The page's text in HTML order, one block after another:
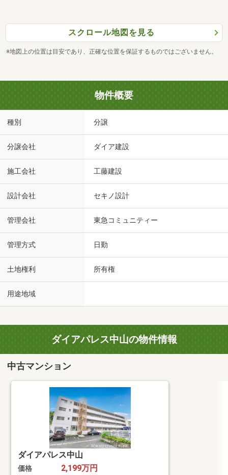
スクロール地図を見る
※地図上の位置は目安であり、正確な位置を保証するものではございません。
物件概要
種別 分譲
分譲会社 ダイア建設
施工会社 工藤建設
設計会社 セキノ設計
管理会社 東急コミュニティー
管理方式 日勤
土地権利 所有権
用途地域
ダイアパレス中山の物件情報
中古マンション
ダイアパレス中山
価格 2,199万円